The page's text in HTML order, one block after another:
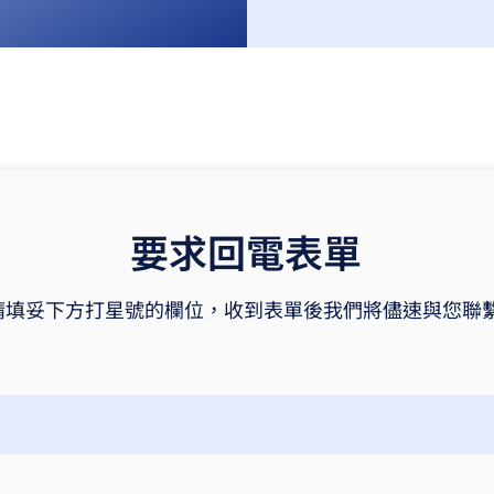
​要求回電表單
妥下方打星號的欄位，收到表單後我們將儘速與您聯